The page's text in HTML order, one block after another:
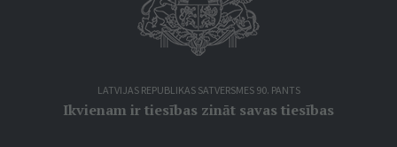
LATVIJAS REPUBLIKAS SATVERSMES 90. PANTS
Ikvienam ir tiesības zināt savas tiesības